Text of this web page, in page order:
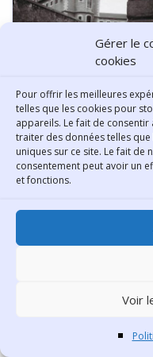
Gérer le
cookies
Pour offrir les meilleures
telles que les cookies pour
appareils. Le fait de
traiter des données telles
uniques sur ce site. Le fait de
consentement peut avoir un
et fonctions.
Voir
Les prisons de Lyon se
la belle
PARTAGER CET ARTICLE